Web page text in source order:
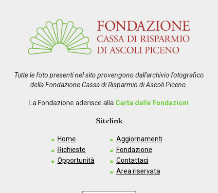
Tutte le foto presenti nel sito provengono dall'archivio fotografico
della Fondazione Cassa di Risparmio di Ascoli Piceno.
La Fondazione aderisce alla Carta delle Fondazioni
Sitelink
Home
Richieste
Opportunità
Aggiornamenti
Fondazione
Contattaci
Area riservata